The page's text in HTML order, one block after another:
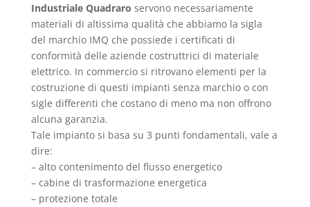
Industriale Quadraro servono necessariamente
materiali di altissima qualità che abbiamo la sigla
del marchio IMQ che possiede i certificati di
conformità delle aziende costruttrici di materiale
elettrico. In commercio si ritrovano elementi per la
costruzione di questi impianti senza marchio o con
sigle differenti che costano di meno ma non offrono
alcuna garanzia.
Tale impianto si basa su 3 punti fondamentali, vale a
dire:
– alto contenimento del flusso energetico
– cabine di trasformazione energetica
– protezione totale